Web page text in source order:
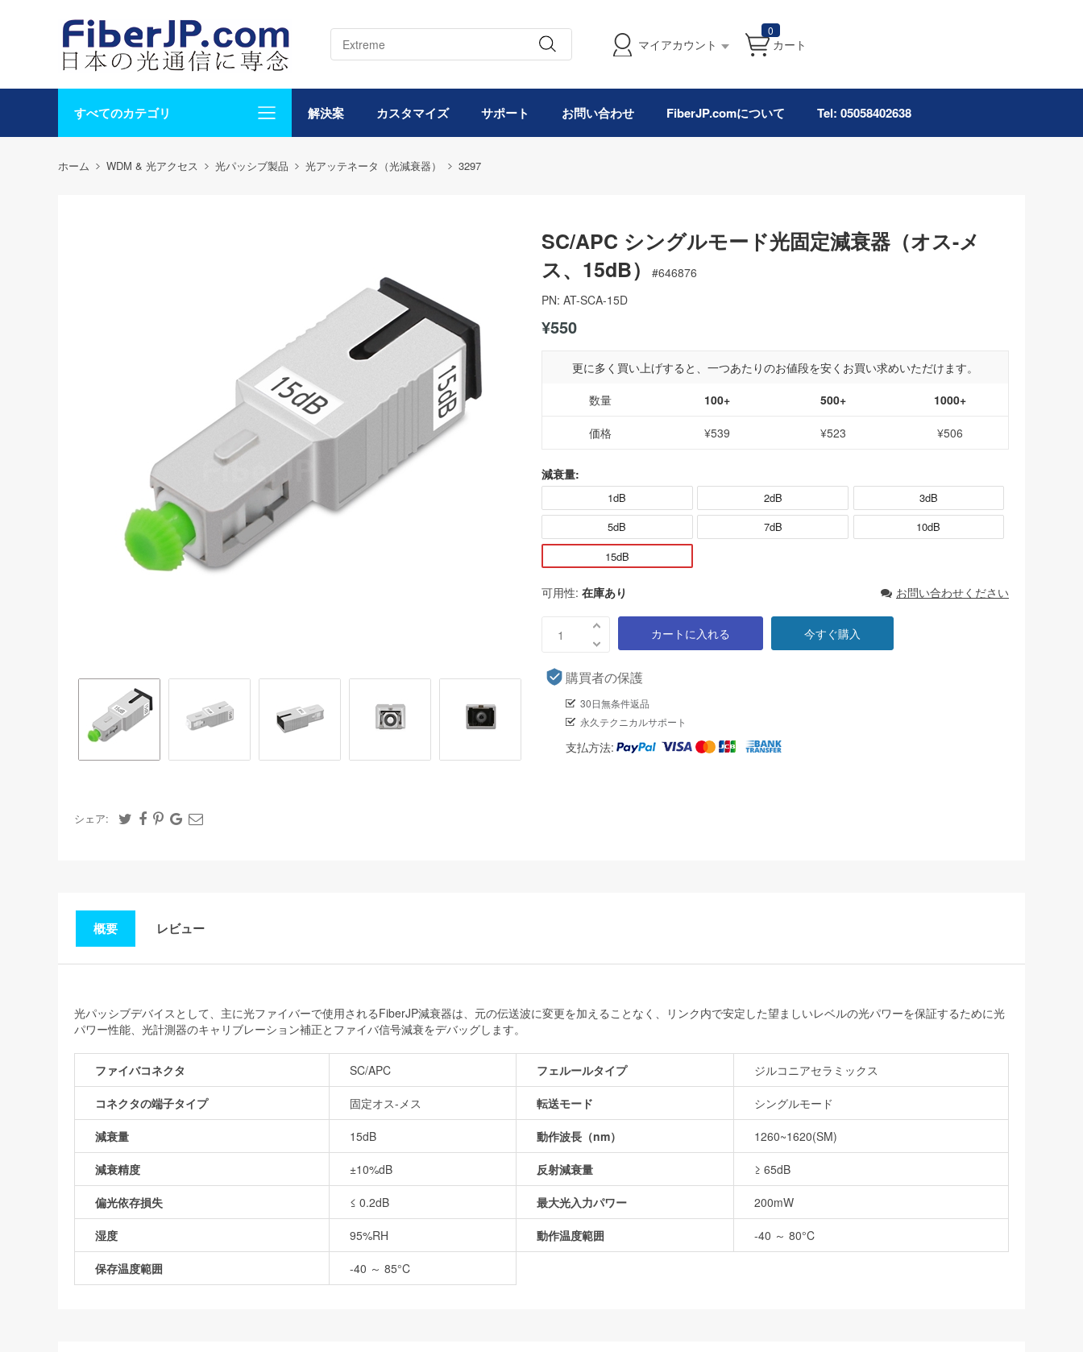
マイアカウント
0
カート
すべてのカテゴリ 解決案 カスタマイズ サポート お問い合わせ FiberJP.comについて Tel: 05058402638
ホーム WDM & 光アクセス 光パッシブ製品 光アッテネータ（光減衰器） 3297
シェア:
SC/APC シングルモード光固定減衰器（オス-メ
ス、15dB）
#646876
PN: AT-SCA-15D
¥550
更に多く買い上げすると、一つあたりのお値段を安くお買い求めいただけます。
数量
100+ 500+ 1000+
価格 ¥539 ¥523 ¥506
減衰量:
1dB 2dB
3dB
5dB
7dB
10dB
15dB
可用性: 在庫あり お問い合わせください
カートに入れる 今すぐ購入
購買者の保護
30日無条件返品
永久テクニカルサポート
支払方法:
概要 レビュー
光パッシブデバイスとして、主に光ファイバーで使用されるFiberJP減衰器は、元の伝送波に変更を加えることなく、リンク内で安定した望ましいレベルの光パワーを保証するために光
パワー性能、光計測器のキャリブレーション補正とファイバ信号減衰をデバッグします。
ファイバコネクタ SC/APC フェルールタイプ ジルコニアセラミックス
コネクタの端子タイプ 固定オス-メス 転送モード シングルモード
減衰量 15dB 動作波長（nm） 1260~1620(SM)
減衰精度 ±10%dB 反射減衰量 ≥ 65dB
偏光依存損失 ≤ 0.2dB 最大光入力パワー 200mW
湿度 95%RH 動作温度範囲 -40 ～ 80°C
保存温度範囲 -40 ～ 85°C